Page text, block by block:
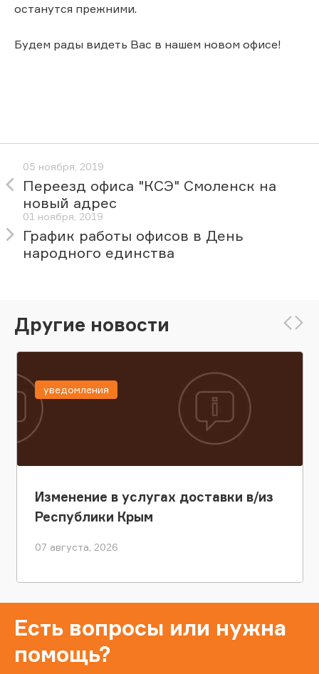
останутся прежними.
Будем рады видеть Вас в нашем новом офисе!
05 ноября, 2019
Переезд офиса "КСЭ" Смоленск на
новый адрес
01 ноября, 2019
График работы офисов в День
народного единства
Другие новости
Изменение в услугах доставки в/из
Республики Крым
07 августа, 2026
уведомления
Есть вопросы или нужна
помощь?